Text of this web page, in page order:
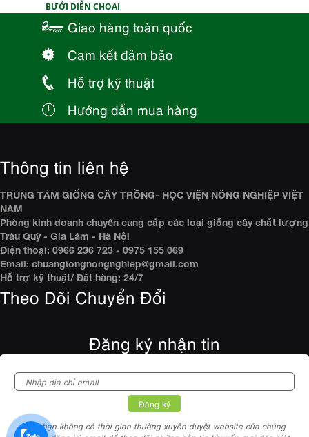
BƯỞI DIỄN CHOAI
Giao hàng toàn quốc
Cam kết đảm bảo
Hỗ trợ kỹ thuật
Hướng dẫn mua hàng
Thông tin liên hệ
TRUNG TÂM GIỐNG CÂY TRỒNG- HỌC VIỆN NÔNG NGHIỆP VIỆT
NAM
Phòng kinh doanh chuyên cung cấp các loại giống cây chất lượng
Trâu Quỳ - Gia Lâm - Hà Nội
Điện thoại: 0966 236 723 - 0975 155 069
Email: chuangiongnongnghiep@gmail.com
Hỗ trợ kỹ thuật/ Đặt hàng: 24/7
Theo Dõi Chuyển Đổi
Đăng ký nhận tin
Nếu bạn không có thời gian thường xuyên duyệt website của chúng